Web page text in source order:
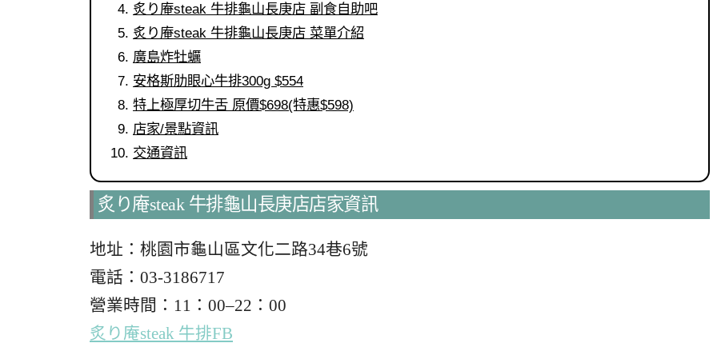
炙り庵steak 牛排龜山長庚店 副食自助吧
炙り庵steak 牛排龜山長庚店 菜單介紹
廣島炸牡蠣
安格斯肋眼心牛排300g $554
特上極厚切牛舌 原價$698(特惠$598)
店家/景點資訊
交通資訊
炙り庵steak 牛排龜山長庚店店家資訊
地址：桃園市龜山區文化二路34巷6號
電話：03-3186717
營業時間：11：00–22：00
炙り庵steak 牛排FB